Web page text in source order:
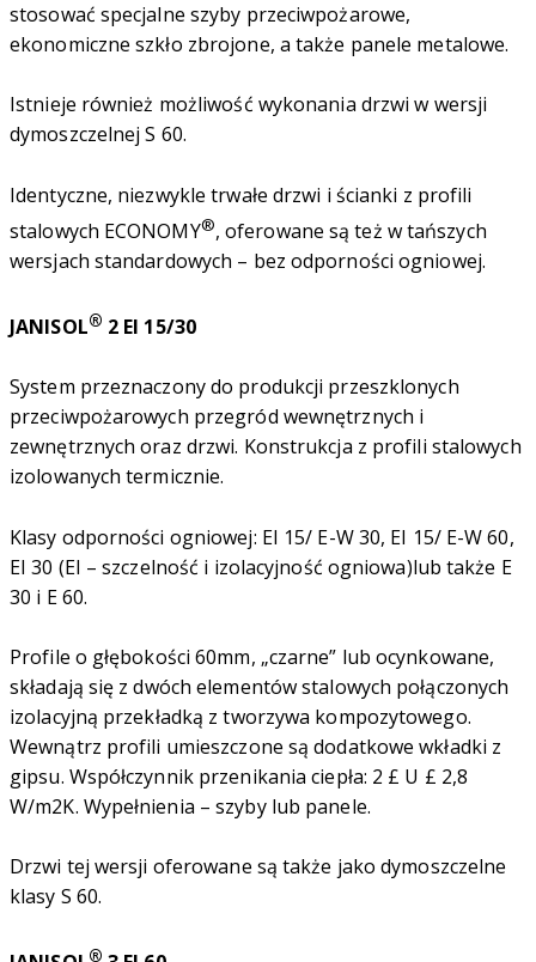
stosować specjalne szyby przeciwpożarowe,
ekonomiczne szkło zbrojone, a także panele metalowe.
Istnieje również możliwość wykonania drzwi w wersji
dymoszczelnej S 60.
Identyczne, niezwykle trwałe drzwi i ścianki z profili
stalowych ECONOMY®, oferowane są też w tańszych
wersjach standardowych – bez odporności ogniowej.
JANISOL® 2 EI 15/30
System przeznaczony do produkcji przeszklonych
przeciwpożarowych przegród wewnętrznych i
zewnętrznych oraz drzwi. Konstrukcja z profili stalowych
izolowanych termicznie.
Klasy odporności ogniowej: EI 15/ E-W 30, EI 15/ E-W 60,
EI 30 (EI – szczelność i izolacyjność ogniowa)lub także E
30 i E 60.
Profile o głębokości 60mm, „czarne” lub ocynkowane,
składają się z dwóch elementów stalowych połączonych
izolacyjną przekładką z tworzywa kompozytowego.
Wewnątrz profili umieszczone są dodatkowe wkładki z
gipsu. Współczynnik przenikania ciepła: 2 £ U £ 2,8
W/m2K. Wypełnienia – szyby lub panele.
Drzwi tej wersji oferowane są także jako dymoszczelne
klasy S 60.
®